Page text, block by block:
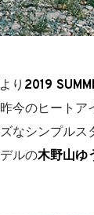
り 2019
今のヒート
なシンプルス
ルの木野山ゆ